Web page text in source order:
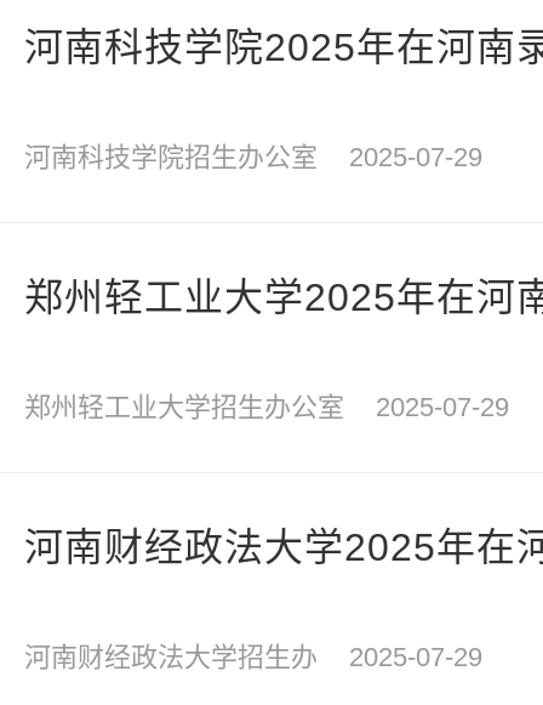
河南科技学院2025年在河南
河南科技学院招生办公室 2025-07-29
郑州轻工业大学2025年在河
郑州轻工业大学招生办公室 2025-07-29
河南财经政法大学2025年在
河南财经政法大学招生办 2025-07-29